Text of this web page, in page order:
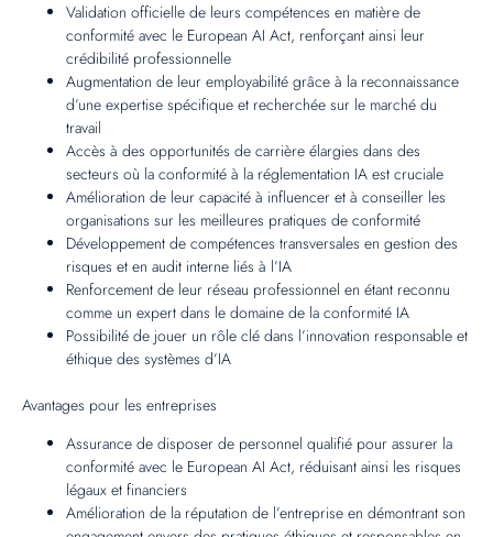
Validation officielle de leurs compétences en matière de
conformité avec le European AI Act, renforçant ainsi leur
crédibilité professionnelle
Augmentation de leur employabilité grâce à la reconnaissance
d’une expertise spécifique et recherchée sur le marché du
travail
Accès à des opportunités de carrière élargies dans des
secteurs où la conformité à la réglementation IA est cruciale
Amélioration de leur capacité à influencer et à conseiller les
organisations sur les meilleures pratiques de conformité
Développement de compétences transversales en gestion des
risques et en audit interne liés à l’IA
Renforcement de leur réseau professionnel en étant reconnu
comme un expert dans le domaine de la conformité IA
Possibilité de jouer un rôle clé dans l’innovation responsable et
éthique des systèmes d’IA
Avantages pour les entreprises
Assurance de disposer de personnel qualifié pour assurer la
conformité avec le European AI Act, réduisant ainsi les risques
légaux et financiers
Amélioration de la réputation de l’entreprise en démontrant son